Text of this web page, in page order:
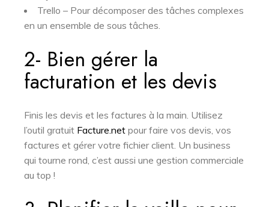
Trello – Pour décomposer des tâches complexes
en un ensemble de sous tâches.
2- Bien gérer la
facturation et les devis
Finis les devis et les factures à la main. Utilisez
l’outil gratuit Facture.net pour faire vos devis, vos
factures et gérer votre fichier client. Un business
qui tourne rond, c’est aussi une gestion commerciale
au top !